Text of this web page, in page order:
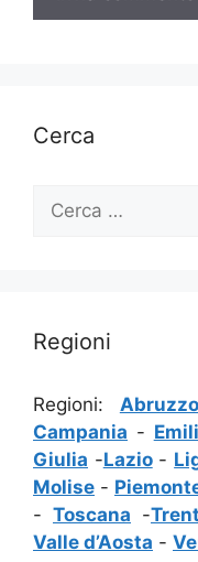
Cerca
per:
Regioni
Regioni: Abruzzo
Campania -
Giulia -Lazio-
Molise -
- Toscana -
Valle d’Aosta -